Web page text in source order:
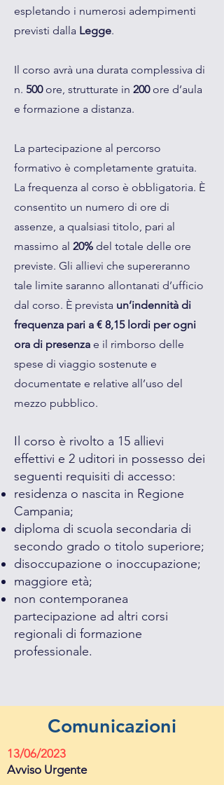
espletando i numerosi adempimenti
previsti dalla Legge.
Il corso avrà una durata complessiva di
n. 500ore, strutturate in 200ore d’aula
e formazione a distanza.
La partecipazione al percorso
formativo è completamente gratuita.
La frequenza al corso è obbligatoria. È
consentito un numero di ore di
assenze, a qualsiasi titolo, pari al
massimo al 20% del totale delle ore
previste. Gli allievi che supereranno
tale limite saranno allontanati d’ufficio
dal corso. È prevista un’indennità di
frequenza pari a € 8,15 lordi per ogni
ora di presenza e il rimborso delle
spese di viaggio sostenute e
documentate e relative all’uso del
mezzo pubblico.
Il corso è rivolto a 15 allievi
effettivi e 2 uditori in possesso dei
seguenti requisiti di accesso:
residenza o nascita in Regione
Campania;
diploma di scuola secondaria di
secondo grado o titolo superiore;
disoccupazione o inoccupazione;
maggiore età;
non contemporanea
partecipazione ad altri corsi
regionali di formazione
professionale.
Comunicazioni
13/06/2023
Avviso Urgente